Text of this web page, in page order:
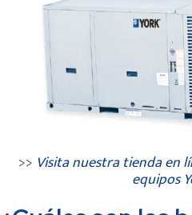
>> Visita nuestra tienda en
equipos